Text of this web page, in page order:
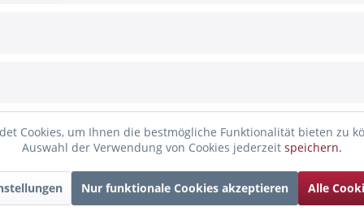
ist erforderlich
angesehen
Cookies, um Ihnen die bestmögliche Funktionalität bieten zu
Auswahl der Verwendung von Cookies jederzeit speichern.
Nur funktionale Cookies akzeptieren Alle